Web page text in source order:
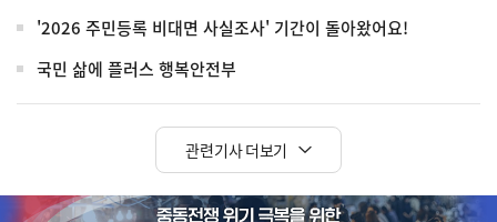
'2026 주민등록 비대면 사실조사' 기간이 돌아왔어요!
국민 삶에 플러스 행복안전부
관련기사 더보기